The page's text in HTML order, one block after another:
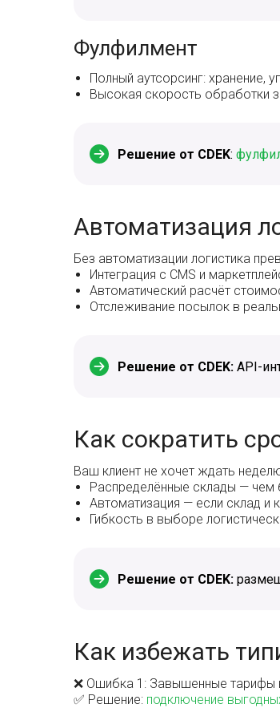
Фулфилмент
Полный аутсорсинг: хранение,
Высокая скорость обработки
Решение от CDEK:
Автоматизация
Без автоматизации логистика
Интеграция с CMS и
Автоматический расчёт
Отслеживание посылок в
Решение от CDEK: API-
Как сократить
Ваш клиент не хочет ждать
Распределённые склады — чем
Автоматизация — если склад и
Гибкость в выборе
Решение от CDEK:
Как избежать
❌ Ошибка 1: Завышенные тарифы
✅ Решение: подключение